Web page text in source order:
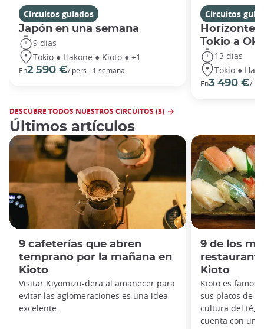
Circuitos guiados
Japón en una semana
9 días
Tokio ● Hakone ● Kioto ● +1
En2 590 €/ pers - 1 semana
Circuitos
Horizontes
Tokio a
13 días
Tokio ●
En3 490 €/
DESCUBRE TODOS NUESTROS CIRCUITOS (3)
Últimos artículos
9 cafeterías que abren
temprano por la mañana en
Kioto
Visitar Kiyomizu-dera al amanecer para
evitar las aglomeraciones es una idea
excelente.
9 de los
Kioto
Kioto es
sus platos de
cultura del té,
cuenta con